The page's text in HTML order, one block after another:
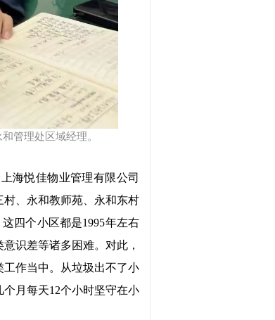
管理处区域经理。
海悦佳物业管理有限公司
村、永和教师苑、永和东村
四个小区都是1995年左右
识差等诸多困难。对此，
作当中。从垃圾出不了小
月每天12个小时坚守在小